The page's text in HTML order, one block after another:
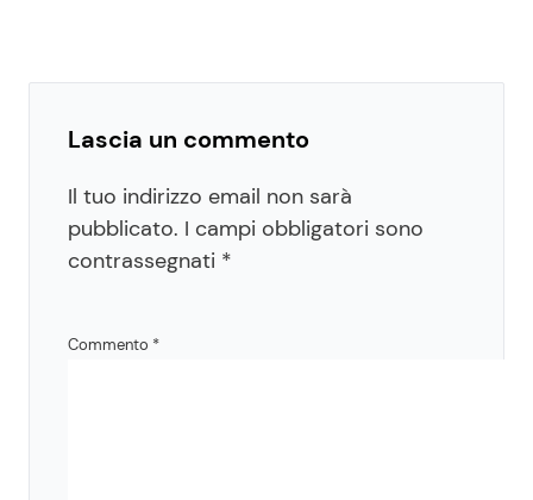
Lascia un commento
Il tuo indirizzo email non sarà
pubblicato. I campi obbligatori sono
contrassegnati *
Commento *